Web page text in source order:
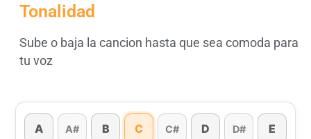
Tonalidad
Sube o baja la cancion hasta que sea comoda para
tu voz
A A# B C C# D D# E